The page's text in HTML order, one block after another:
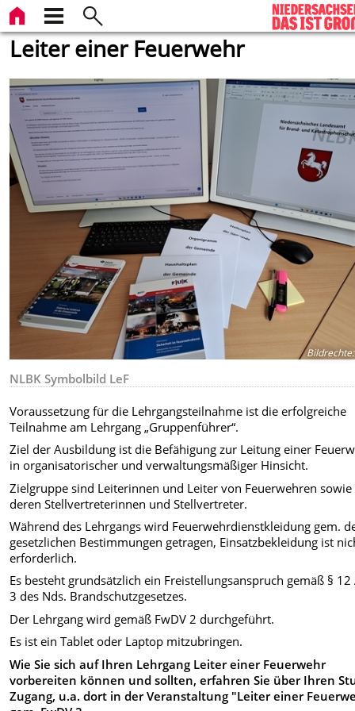
Leiter einer Feuerwehr
Bildrechte:
NLBK Symbolbild LeF
Voraussetzung für die Lehrgangsteilnahme ist die erfolgreiche
Teilnahme am Lehrgang „Gruppenführer“.
Ziel der Ausbildung ist die Befähigung zur Leitung einer
in organisatorischer und verwaltungsmäßiger Hinsicht.
Zielgruppe sind Leiterinnen und Leiter von Feuerwehren sowie
deren Stellvertreterinnen und Stellvertreter.
Während des Lehrgangs wird Feuerwehrdienstkleidung gem.
gesetzlichen Bestimmungen getragen, Einsatzbekleidung ist
erforderlich.
Es besteht grundsätzlich ein Freistellungsanspruch gemäß § 12
3 des Nds. Brandschutzgesetzes.
Der Lehrgang wird gemäß FwDV 2 durchgeführt.
Es ist ein Tablet oder Laptop mitzubringen.
Wie Sie sich auf Ihren Lehrgang Leiter einer Feuerwehr
vorbereiten können und sollten, erfahren Sie über Ihren
Zugang, u.a. dort in der Veranstaltung "Leiter einer